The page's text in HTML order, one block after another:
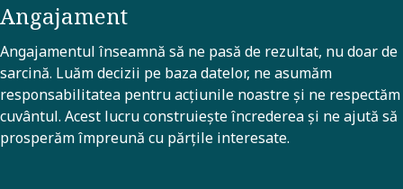
Angajament
Angajamentul înseamnă să ne pasă de rezultat, nu doar de
sarcină. Luăm decizii pe baza datelor, ne asumăm
responsabilitatea pentru acțiunile noastre și ne respectăm
cuvântul. Acest lucru construiește încrederea și ne ajută să
prosperăm împreună cu părțile interesate.